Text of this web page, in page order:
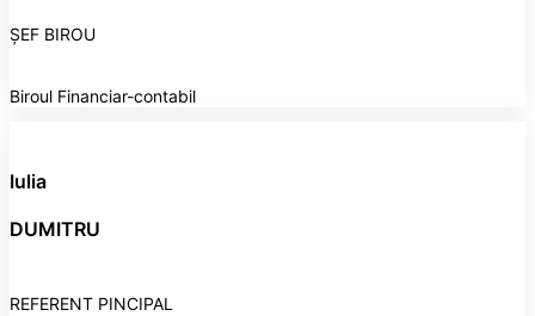
ȘEF BIROU
Biroul Financiar-contabil
Iulia
DUMITRU
REFERENT PINCIPAL